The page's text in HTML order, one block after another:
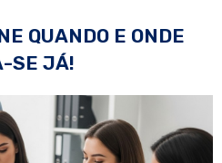
QUANDO E ONDE
SE JÁ!